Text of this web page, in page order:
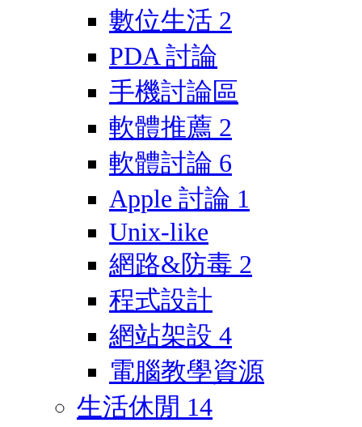
數位生活 2
PDA 討論
手機討論區
軟體推薦 2
軟體討論 6
Apple 討論 1
Unix-like
網路&防毒 2
程式設計
網站架設 4
電腦教學資源
生活休閒 14